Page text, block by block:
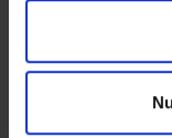
28.5.1741